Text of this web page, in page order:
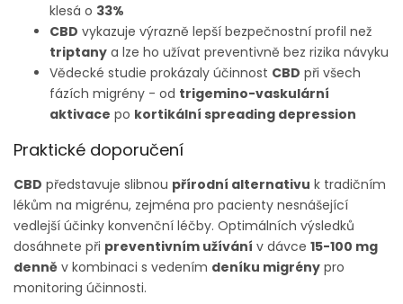
klesá o 33%
CBD vykazuje výrazně lepší bezpečnostní profil než
triptany a lze ho užívat preventivně bez rizika návyku
Vědecké studie prokázaly účinnost CBD při všech
fázích migrény - od trigemino-vaskulární
aktivace po kortikální spreading depression
Praktické doporučení
CBD představuje slibnou přírodní alternativu k tradičním
lékům na migrénu, zejména pro pacienty nesnášející
vedlejší účinky konvenční léčby. Optimálních výsledků
dosáhnete při preventivním užívání v dávce 15-100 mg
denně v kombinaci s vedením deníku migrény pro
monitoring účinnosti.